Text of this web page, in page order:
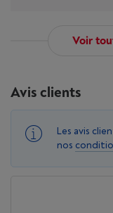
Voir
Avis clients
Les avis
nos